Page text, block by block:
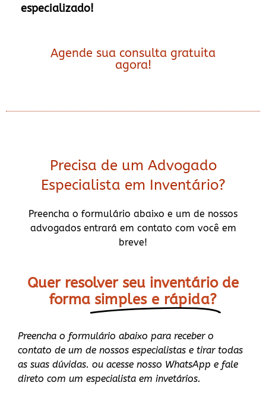
especializado!
Agende sua consulta gratuita
agora!
Precisa de um Advogado
Especialista em Inventário?
Preencha o formulário abaixo e um de nossos
advogados entrará em contato com você em
breve!
Quer resolver seu inventário de
forma simples e rápida?
Preencha o formulário abaixo para receber o
contato de um de nossos especialistas e tirar todas
as suas dúvidas. ou acesse nosso WhatsApp e fale
direto com um especialista em invetários.